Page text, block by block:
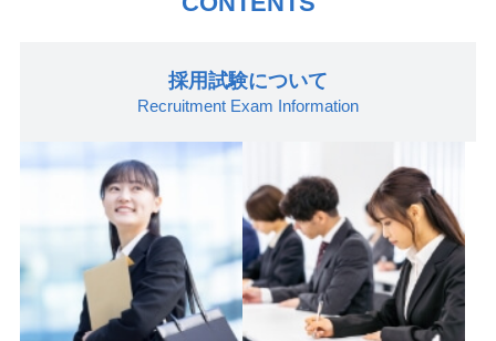
採用試験について
Recruitment Exam Information